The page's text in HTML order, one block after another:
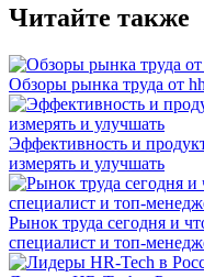
Читайте также
Обзоры рынка труда от
Эффективность и
измерять и улучшать
Рынок труда сегодня и
специалист и топ-